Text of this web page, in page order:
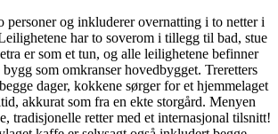
personer og inkluderer overnatting i to netter i
har to soverom i tillegg til bad, stue
er som et tun, og alle leilighetene befinner
som omkranser hovedbygget. Treretters
dager, kokkene sørger for et hjemmelaget
akkurat som fra en ekte storgård. Menyen
tradisjonelle retter med et internasjonal tilsnitt!